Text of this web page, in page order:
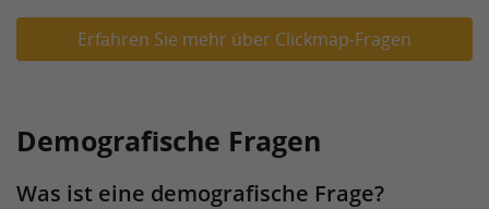
Erfahren Sie mehr über Clickmap-Fragen
Demografische Fragen
Was ist eine demografische Frage?